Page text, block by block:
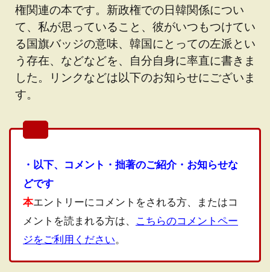
権関連の本です。新政権での日韓関係につい
て、私が思っていること、彼がいつもつけてい
る国旗バッジの意味、韓国にとっての左派とい
う存在、などなどを、自分自身に率直に書きま
した。リンクなどは以下のお知らせにございま
す。
・以下、コメント・拙著のご紹介・お知らせな
どです
本エントリーにコメントをされる方、またはコ
メントを読まれる方は、 こちらのコメントペー
ジをご利用ください。